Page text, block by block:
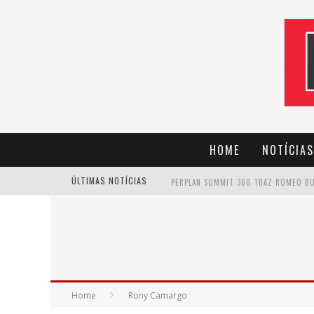
HOME NOTÍCIAS
ÚLTIMAS NOTÍCIAS
Home Rony Camargo